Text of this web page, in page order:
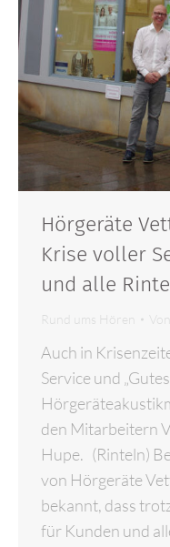
Hörgeräte
Krise voller
und alle
Rund ums Hören Von
Auch in
Service und
den Mitarbeitern
Hupe. (Rinteln)
von Hörgeräte
bekannt, dass
für Kunden und